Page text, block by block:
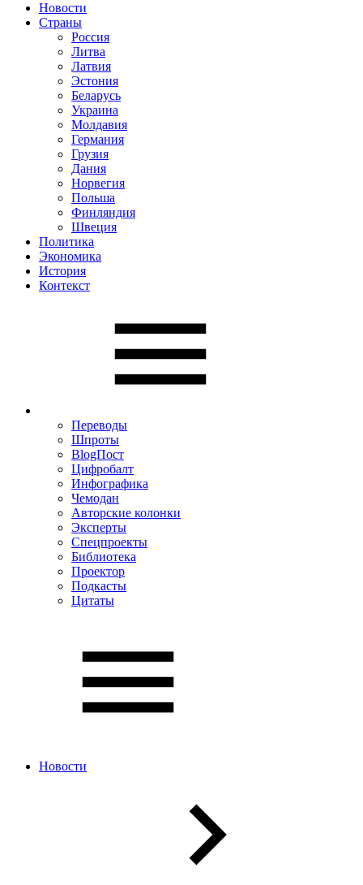
Новости
Страны
Россия
Литва
Латвия
Эстония
Беларусь
Украина
Молдавия
Германия
Грузия
Дания
Норвегия
Польша
Финляндия
Швеция
Политика
Экономика
История
Контекст
Переводы
Шпроты
BlogПост
Цифробалт
Инфографика
Чемодан
Авторские колонки
Эксперты
Спецпроекты
Библиотека
Проектор
Подкасты
Цитаты
Новости